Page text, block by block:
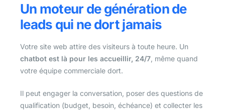
Un moteur de génération de
leads qui ne dort jamais
Votre site web attire des visiteurs à toute heure. Un
chatbot est là pour les accueillir, 24/7, même quand
votre équipe commerciale dort.
Il peut engager la conversation, poser des questions de
qualification (budget, besoin, échéance) et collecter les